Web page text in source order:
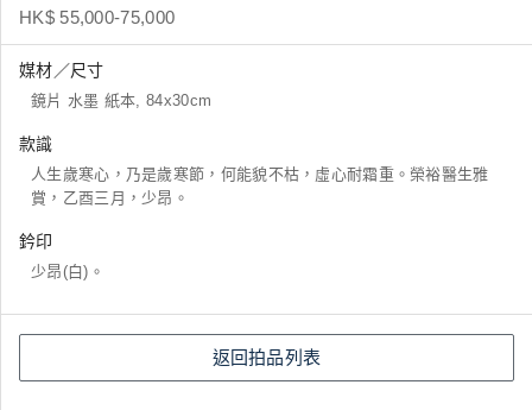
HK$ 55,000-75,000
媒材／尺寸
鏡片 水墨 紙本, 84x30cm
款識
人生歲寒心，乃是歲寒節，何能貌不枯，虛心耐霜重。榮裕醫生雅
賞，乙酉三月，少昂。
鈐印
少昂(白)。
返回拍品列表